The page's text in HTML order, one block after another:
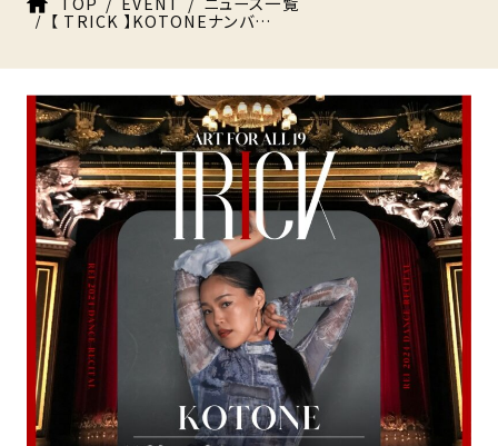
【 TRICK 】KOTONEナンバー情報 ※8/15 更新